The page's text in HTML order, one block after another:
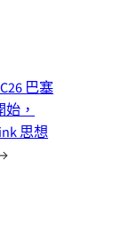
巴塞
，
思想
→